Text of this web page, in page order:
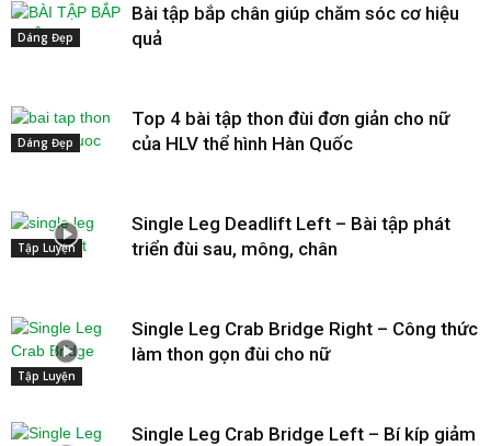
Dáng Đẹp
Bài tập bắp chân giúp chăm sóc cơ hiệu
quả
Dáng Đẹp
Top 4 bài tập thon đùi đơn giản cho nữ
của HLV thể hình Hàn Quốc
Tập Luyện
Single Leg Deadlift Left – Bài tập phát
triển đùi sau, mông, chân
Tập Luyện
Single Leg Crab Bridge Right – Công thức
làm thon gọn đùi cho nữ
Single Leg Crab Bridge Left – Bí kíp giảm